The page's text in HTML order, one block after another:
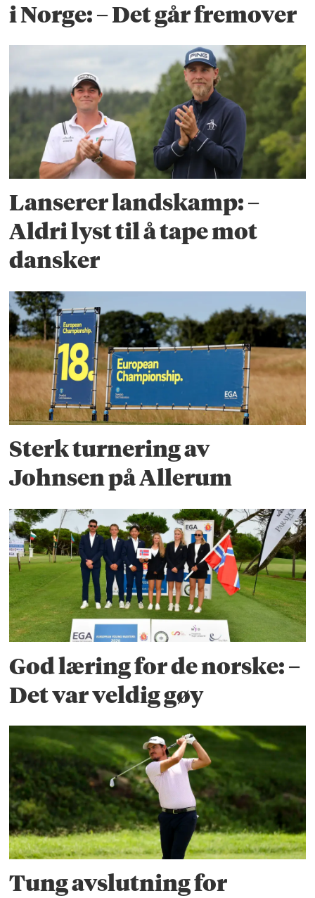
i Norge: – Det går fremover
Lanserer landskamp: –
Aldri lyst til å tape mot
dansker
Sterk turnering av
Johnsen på Allerum
God læring for de norske: –
Det var veldig gøy
Tung avslutning for